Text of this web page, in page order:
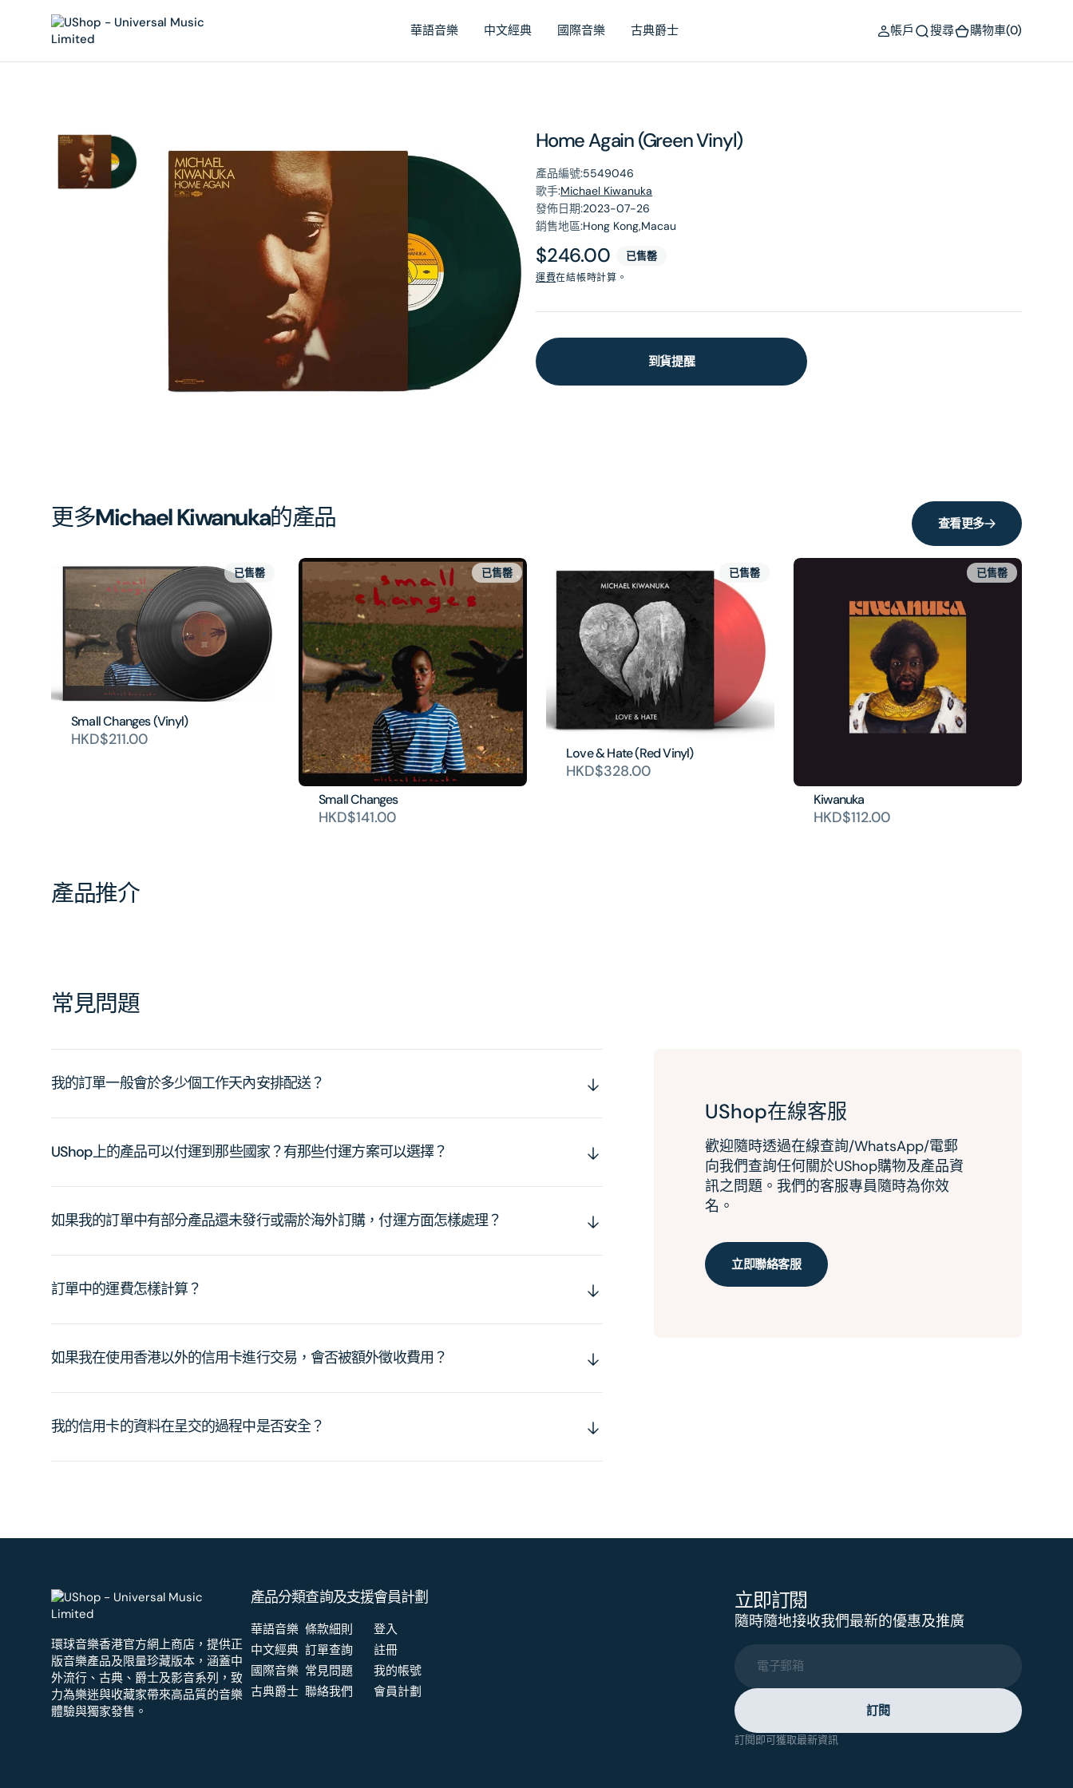
華語音樂 中文經典 國際音樂 古典爵士 帳戶 搜尋 購物車(0)
Home Again (Green Vinyl)
產品編號:5549046
歌手:Michael Kiwanuka
發佈日期:2023-07-26
銷售地區:Hong Kong,Macau
原
價
$246.00 已售罄
運費在結帳時計算。
到貨提醒
啟
更多Michael Kiwanuka的產品 查看更多
Small Changes (Vinyl)
HKD$211.00
已售罄
Small Changes
HKD$141.00
已售罄
Love & Hate (Red Vinyl)
HKD$328.00
已售罄
Kiwanuka
HKD$112.00
已售罄
產品推介
常見問題
我的訂單一般會於多少個工作天內安排配送？
UShop上的產品可以付運到那些國家？有那些付運方案可以選擇？
如果我的訂單中有部分產品還未發行或需於海外訂購，付運方面怎樣處理？
訂單中的運費怎樣計算？
如果我在使用香港以外的信用卡進行交易，會否被額外徵收費用？
我的信用卡的資料在呈交的過程中是否安全？
UShop在線客服
歡迎隨時透過在線查詢/WhatsApp/電郵
向我們查詢任何關於UShop購物及產品資
訊之問題。我們的客服專員隨時為你效
名。
立即聯絡客服
環球音樂香港官方網上商店，提供正
版音樂產品及限量珍藏版本，涵蓋中
外流行、古典、爵士及影音系列，致
力為樂迷與收藏家帶來高品質的音樂
體驗與獨家發售。
產品分類
華語音樂
中文經典
國際音樂
古典爵士
查詢及支援
條款細則
訂單查詢
常見問題
聯絡我們
會員計劃
登入
註冊
我的帳號
會員計劃
立即訂閱
隨時隨地接收我們最新的優惠及推廣
電子郵箱
訂閱
訂閱即可獲取最新資訊